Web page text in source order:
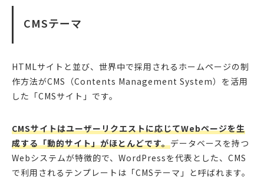
CMSテーマ
HTMLサイトと並び、世界中で採用されるホームページの制
作方法がCMS（Contents Management System）を活用
した「CMSサイト」です。
CMSサイトはユーザーリクエストに応じてWebページを生
成する「動的サイト」がほとんどです。データベースを持つ
Webシステムが特徴的で、WordPressを代表とした、CMS
で利用されるテンプレートは「CMSテーマ」と呼ばれます。